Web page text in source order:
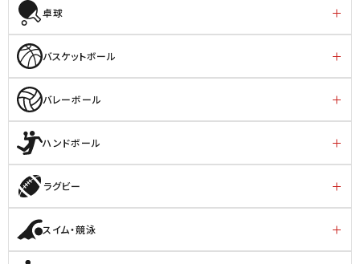
卓球
バスケットボール
バレーボール
ハンドボール
ラグビー
スイム・競泳